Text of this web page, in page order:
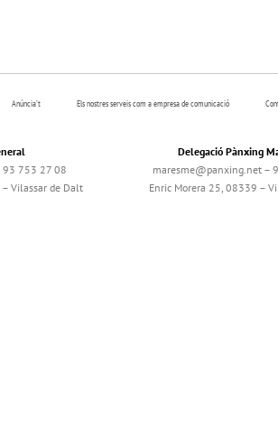
Anúncia’t Els nostres serveis com a empresa de comunicació
753 27 08
Vilassar de Dalt
Delegació Pànxing
maresme@panxing.net –
Enric Morera 25, 08339 –